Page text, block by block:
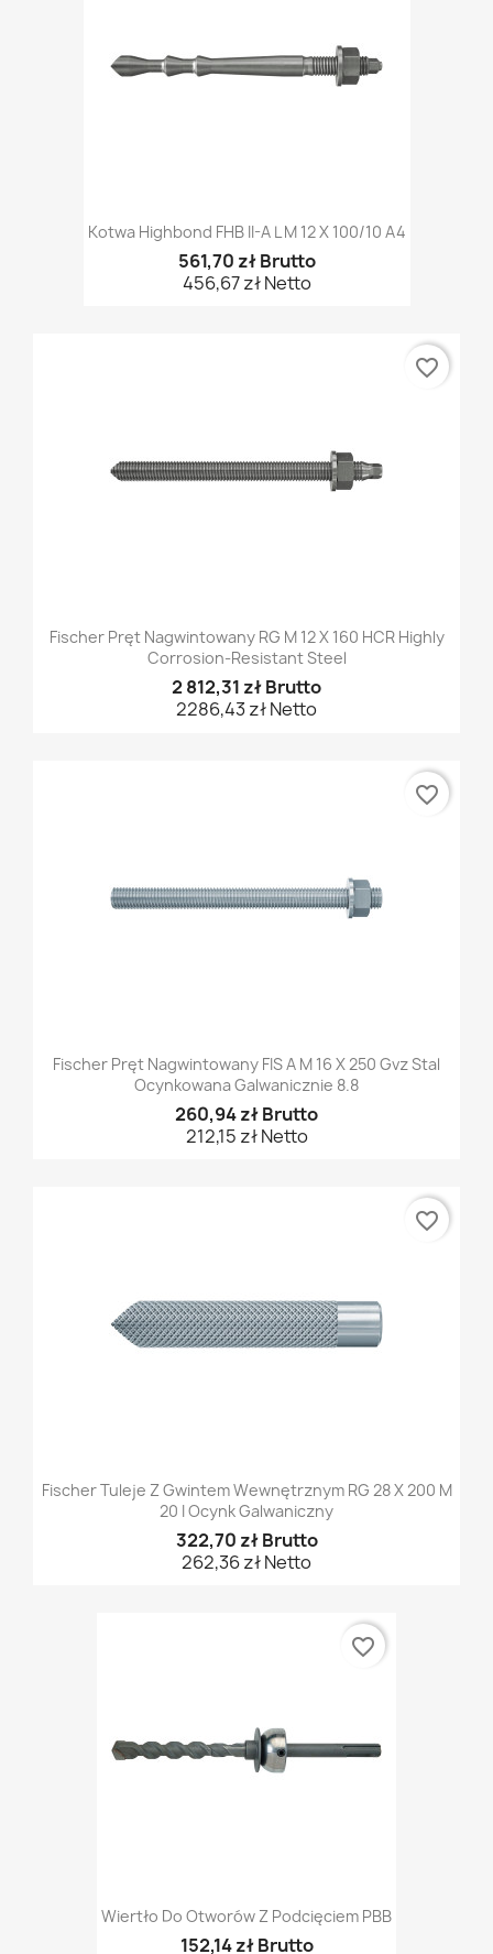
Kotwa Highbond FHB II-A L M 12 X 100/10 A4
561,70 zł Brutto
456,67 zł Netto
Fischer Pręt Nagwintowany RG M 12 X 160 HCR Highly
Corrosion-Resistant Steel
2 812,31 zł Brutto
2286,43 zł Netto
favorite_border
Fischer Pręt Nagwintowany FIS A M 16 X 250 Gvz Stal
Ocynkowana Galwanicznie 8.8
260,94 zł Brutto
212,15 zł Netto
favorite_border
Fischer Tuleje Z Gwintem Wewnętrznym RG 28 X 200 M
20 I Ocynk Galwaniczny
322,70 zł Brutto
262,36 zł Netto
favorite_border
Wiertło Do Otworów Z Podcięciem PBB
152,14 zł Brutto
favorite_border